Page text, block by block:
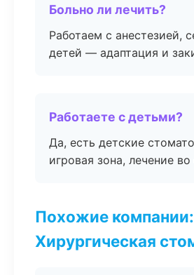
Больно ли лечить?
Работаем с анестезией,
детей — адаптация и
Работаете с детьми?
Да, есть детские
игровая зона, лечение во
Похожие компании:
Хирургическая